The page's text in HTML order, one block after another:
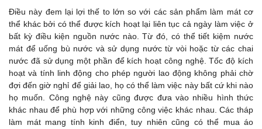
Điều này đem lại lợi thế to lớn so với các sản phẩm làm mát cơ
thể khác bởi có thể được kích hoạt lại liên tục cả ngày làm việc ở
bất kỳ điều kiện nguồn nước nào. Từ đó, có thể tiết kiệm nước
mát để uống bù nước và sử dụng nước từ vòi hoặc từ các chai
nước đã sử dụng một phần để kích hoạt công nghệ. Tốc độ kích
hoạt và tính linh động cho phép người lao động không phải chờ
đợi đến giờ nghỉ để giải lao, họ có thể làm việc này bất cứ khi nào
họ muốn. Công nghệ này cũng được đưa vào nhiều hình thức
khác nhau để phù hợp với những công việc khác nhau. Các tháp
làm mát mang tính kinh điển, tuy nhiên cũng có thể mua áo